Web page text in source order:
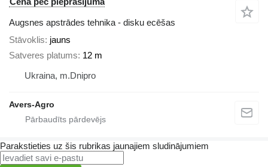
Augsnes apstrādes tehnika - disku ecēšas
Stāvoklis jauns
Satveres platums 12 m
Ukraina, m.Dnipro
Avers-Agro
Parakstieties uz šis rubrikas jaunajiem sludinājumiem